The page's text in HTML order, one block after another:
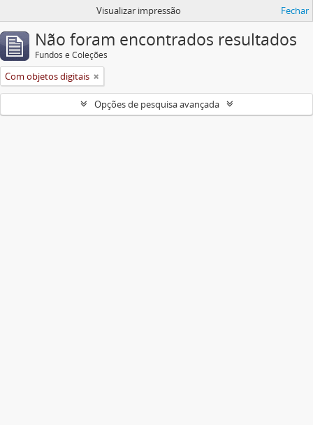
Visualizar impressão Fechar
Não foram encontrados resultados
Fundos e Coleções
Com objetos digitais
Opções de pesquisa avançada